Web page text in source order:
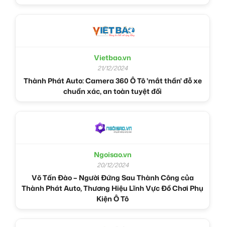
Vietbao.vn
21/12/2024
Thành Phát Auto: Camera 360 Ô Tô 'mắt thần' đỗ xe
chuẩn xác, an toàn tuyệt đối
Ngoisao.vn
20/12/2024
Võ Tấn Đào – Người Đứng Sau Thành Công của
Thành Phát Auto, Thương Hiệu Lĩnh Vực Đồ Chơi Phụ
Kiện Ô Tô